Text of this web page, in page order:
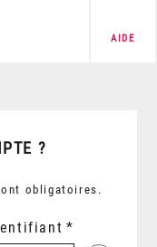
AIDE
?
obligatoires.